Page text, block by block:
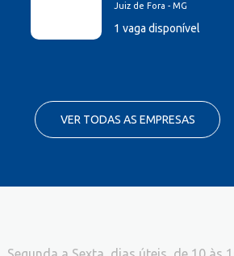
Juiz de Fora - MG
1 vaga disponível
VER TODAS AS EMPRESAS